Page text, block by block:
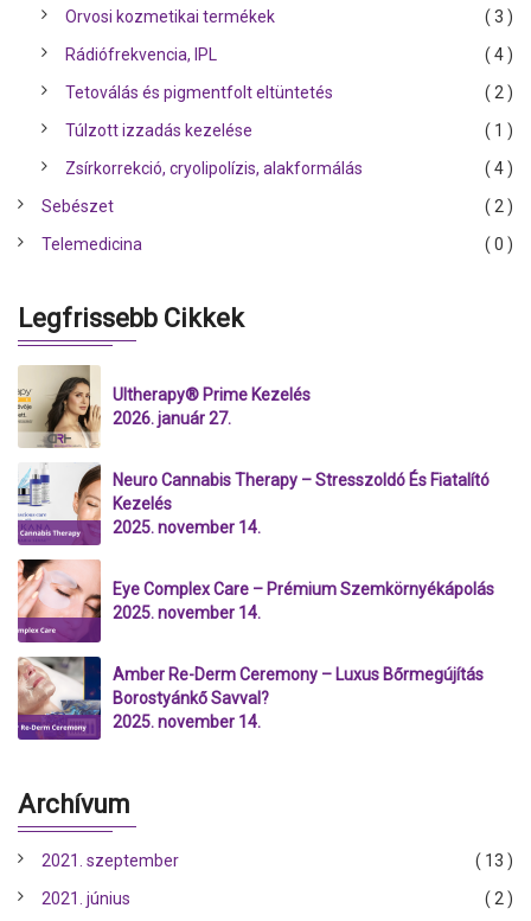
Orvosi kozmetikai termékek
( 3 )
Rádiófrekvencia, IPL
( 4 )
Tetoválás és pigmentfolt eltüntetés
( 2 )
Túlzott izzadás kezelése
( 1 )
Zsírkorrekció, cryolipolízis, alakformálás
( 4 )
Sebészet
( 2 )
Telemedicina
( 0 )
Legfrissebb Cikkek
Ultherapy® Prime Kezelés
2026. január 27.
Neuro Cannabis Therapy – Stresszoldó És Fiatalító
Kezelés
2025. november 14.
Eye Complex Care – Prémium Szemkörnyékápolás
2025. november 14.
Amber Re-Derm Ceremony – Luxus Bőrmegújítás
Borostyánkő Savval?
2025. november 14.
Archívum
2021. szeptember
( 13 )
2021. június
( 2 )